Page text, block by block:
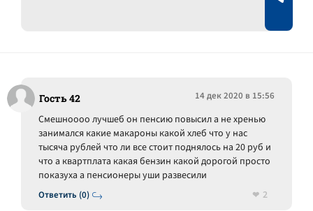
Гость 42 14 дек 2020 в 15:56
Ответить (0)
Смешноооо лучшеб он пенсию повысил а не хренью
занимался какие макароны какой хлеб что у нас
тысяча рублей что ли все стоит поднялось на 20 руб и
что а квартплата какая бензин какой дорогой просто
показуха а пенсионеры уши развесили
2